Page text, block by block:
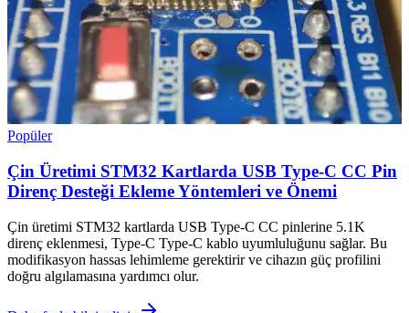
Popüler
Çin Üretimi STM32 Kartlarda USB Type-C CC Pin
Direnç Desteği Ekleme Yöntemleri ve Önemi
Çin üretimi STM32 kartlarda USB Type-C CC pinlerine 5.1K
direnç eklenmesi, Type-C Type-C kablo uyumluluğunu sağlar. Bu
modifikasyon hassas lehimleme gerektirir ve cihazın güç profilini
doğru algılamasına yardımcı olur.